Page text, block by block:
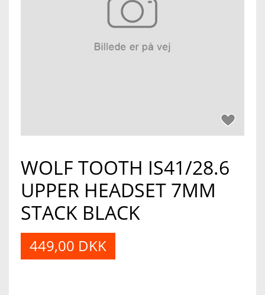
WOLF TOOTH IS41/28.6
UPPER HEADSET 7MM
STACK BLACK
449,00 DKK